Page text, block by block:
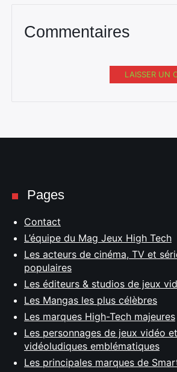
Commentaires
LAISSER UN
Pages
Contact
L’équipe du Mag Jeux High Tech
Les acteurs de cinéma, TV et
populaires
Les éditeurs & studios de jeux
Les Mangas les plus célèbres
Les marques High-Tech majeures
Les personnages de jeux vidéo
vidéoludiques emblématiques
Les principales marques de